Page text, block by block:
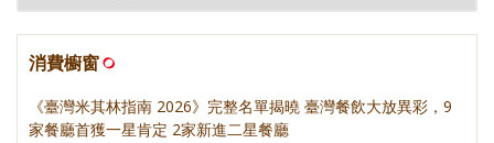
消費櫥窗
《臺灣米其林指南 2026》完整名單揭曉 臺灣餐飲大放異彩，9
家餐廳首獲一星肯定 2家新進二星餐廳